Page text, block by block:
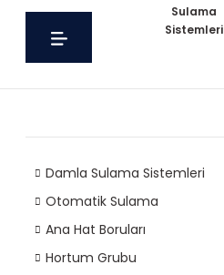
Sulama
Sistemleri
Damla Sulama Sistemleri
Otomatik Sulama
Ana Hat Boruları
Hortum Grubu